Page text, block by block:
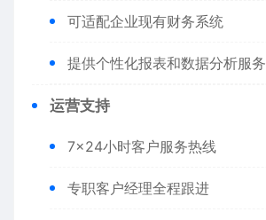
可适配企业现有财务系统
提供个性化报表和数据分析服务
运营支持
7×24小时客户服务热线
专职客户经理全程跟进